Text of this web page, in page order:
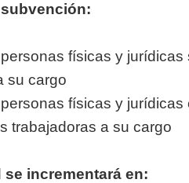
físicas y jurídicas
su cargo
físicas y jurídicas
trabajadoras a su cargo
se incrementará en: